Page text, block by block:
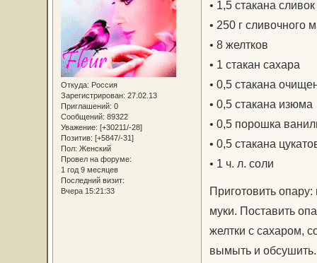
Откуда: Россия
Зарегистрирован: 27.02.13
Приглашений: 0
Сообщений: 89322
Уважение: [+30211/-28]
Позитив: [+5847/-31]
Пол: Женский
Провел на форуме:
1 год 9 месяцев
Последний визит:
Вчера 15:21:33
• 1,5 стакана сливок
• 250 г сливочного
• 8 желтков
• 1 стакан сахара
• 0,5 стакана
• 0,5 стакана изюма
• 0,5 порошка
• 0,5 стакана
• 1 ч. л. соли
Приготовить
муки. Поставить
желтки с сахаром,
вымыть и